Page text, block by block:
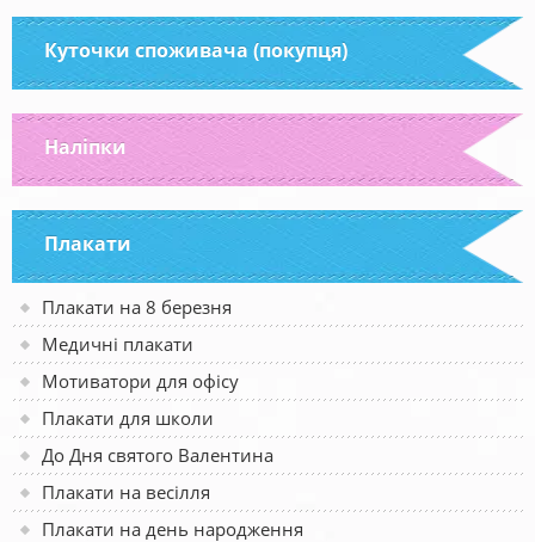
Куточки споживача (покупця)
Наліпки
Плакати
Плакати на 8 березня
Медичні плакати
Мотиватори для офісу
Плакати для школи
До Дня святого Валентина
Плакати на весілля
Плакати на день народження